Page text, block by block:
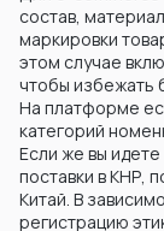
состав,
маркировки
этом случае
чтобы избежать
На платформе
категорий
Если же вы
поставки в КНР,
Китай. В
регистрацию